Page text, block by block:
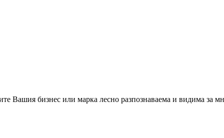
Вашия бизнес или марка лесно разпознаваема и видима за